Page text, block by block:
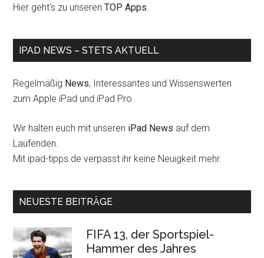
Hier geht's zu unserenTOP Apps.
IPAD NEWS – STETS AKTUELL
Regelmäßig News, Interessantes und Wissenswerten
zum Apple iPad und iPad Pro
Wir halten euch mit unseren iPad News auf dem
Laufenden.
Mit ipad-tipps.de verpasst ihr keine Neuigkeit mehr.
NEUESTE BEITRÄGE
FIFA 13, der Sportspiel-
Hammer des Jahres